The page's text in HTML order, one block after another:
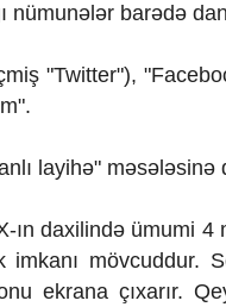
nümunələr barədə
"Twitter"),
layihə" məsələsinə
daxilində ümumi
imkanı mövcuddur.
ekrana çıxarır.